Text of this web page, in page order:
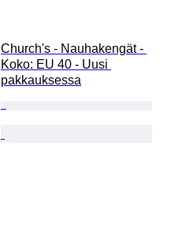
Church's - Nauhakengät -
Koko: EU 40 - Uusi
pakkauksessa